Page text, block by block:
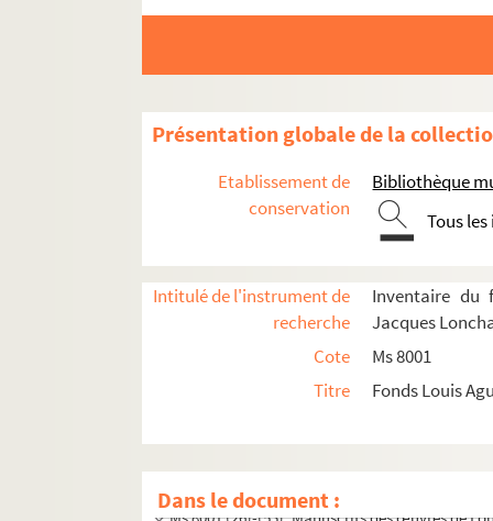
Présentation globale de la
Etablissement de
conservation
Bibliothèque
Tous
Intitulé de l'instrument de
recherche
Inventaire du
Jacques
Cote
Ms 8001
Titre
Fonds Louis
Dans le document :
Ms 8001 (4)-(18). Documents personnels ou